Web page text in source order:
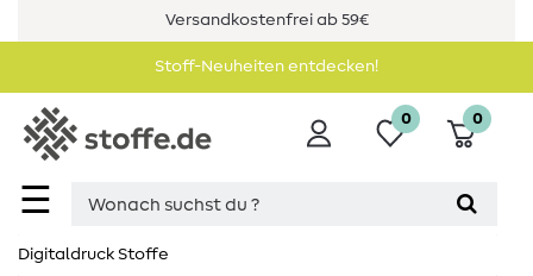
Versandkostenfrei ab 59€
Stoff-Neuheiten entdecken!
☰
0 0
Digitaldruck Stoffe